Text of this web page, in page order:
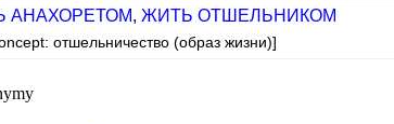
АНАХОРЕТОМ, ЖИТЬ ОТШЕЛЬНИКОМ
отшельничество (образ жизни)]